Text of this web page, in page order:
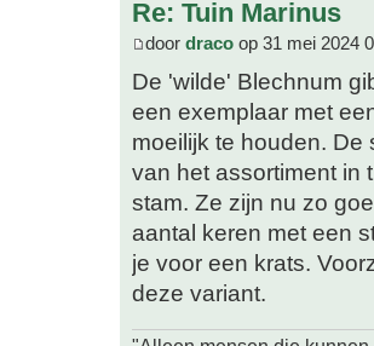
Re: Tuin Marinus
door draco op 31 mei 2024
De 'wilde' Blechnum
een exemplaar met
moeilijk te houden.
van het assortiment in
stam. Ze zijn nu zo
aantal keren met een
je voor een krats.
deze variant.